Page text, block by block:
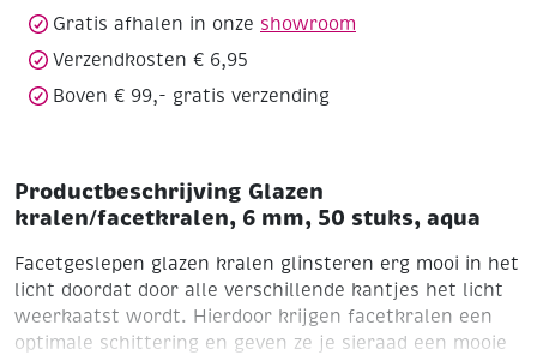
Gratis afhalen in onze showroom
Verzendkosten € 6,95
Boven € 99,- gratis verzending
Productbeschrijving Glazen
kralen/facetkralen, 6 mm, 50 stuks, aqua
Facetgeslepen glazen kralen glinsteren erg mooi in het
licht doordat door alle verschillende kantjes het licht
weerkaatst wordt. Hierdoor krijgen facetkralen een
optimale schittering en geven ze je sieraad een mooie